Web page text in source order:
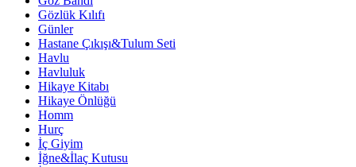
Gözlük Kılıfı
Günler
Hastane Çıkışı&Tulum Seti
Havlu
Havluluk
Hikaye Kitabı
Hikaye Önlüğü
Homm
Hurç
İç Giyim
İğne&İlaç Kutusu